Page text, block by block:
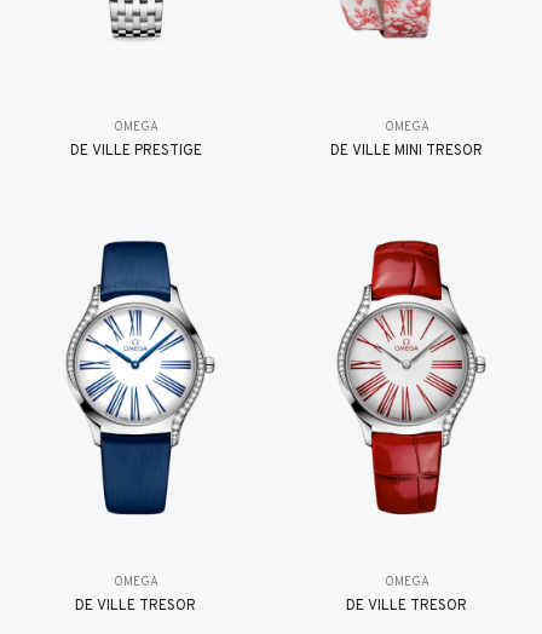
OMEGA
DE VILLE PRESTIGE
OMEGA
DE VILLE MINI TRÉSOR
OMEGA
DE VILLE TRESOR
OMEGA
DE VILLE TRESOR